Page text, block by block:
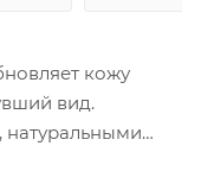
кожу
вид.
натуральными